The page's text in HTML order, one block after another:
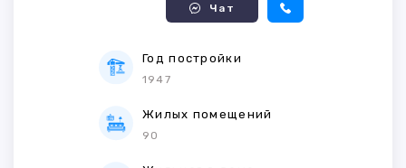
Чат
Год постройки
1947
Жилых помещений
90